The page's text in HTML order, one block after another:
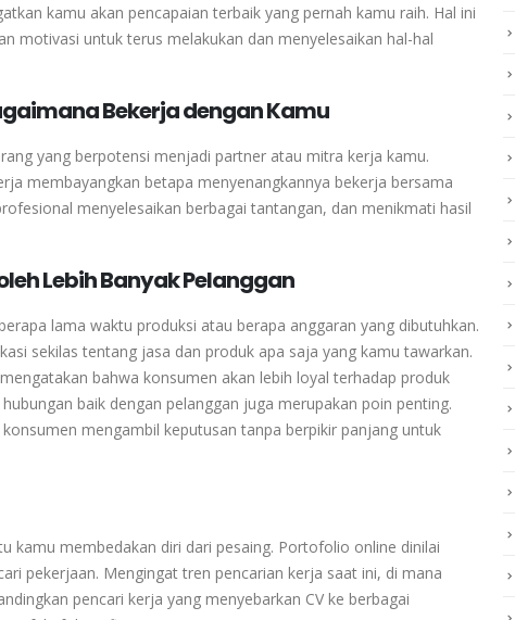
kamu akan pencapaian terbaik yang pernah kamu raih. Hal ini
motivasi untuk terus melakukan dan menyelesaikan hal-hal
Bekerja dengan Kamu
yang berpotensi menjadi partner atau mitra kerja kamu.
membayangkan betapa menyenangkannya bekerja bersama
menyelesaikan berbagai tantangan, dan menikmati hasil
Lebih Banyak Pelanggan
lama waktu produksi atau berapa anggaran yang dibutuhkan.
sekilas tentang jasa dan produk apa saja yang kamu tawarkan.
bahwa konsumen akan lebih loyal terhadap produk
baik dengan pelanggan juga merupakan poin penting.
mengambil keputusan tanpa berpikir panjang untuk
kamu membedakan diri dari pesaing. Portofolio online dinilai
pekerjaan. Mengingat tren pencarian kerja saat ini, di mana
pencari kerja yang menyebarkan CV ke berbagai